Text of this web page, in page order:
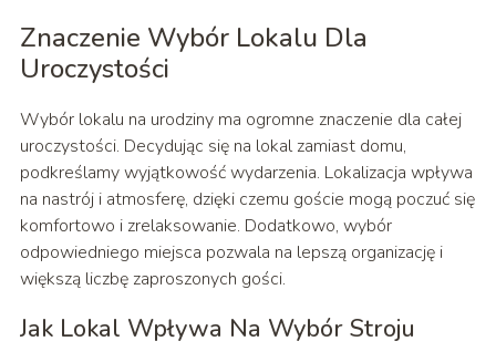
Znaczenie Wybór Lokalu Dla
Uroczystości
Wybór lokalu na urodziny ma ogromne znaczenie dla całej
uroczystości. Decydując się na lokal zamiast domu,
podkreślamy wyjątkowość wydarzenia. Lokalizacja wpływa
na nastrój i atmosferę, dzięki czemu goście mogą poczuć się
komfortowo i zrelaksowanie. Dodatkowo, wybór
odpowiedniego miejsca pozwala na lepszą organizację i
większą liczbę zaproszonych gości.
Jak Lokal Wpływa Na Wybór Stroju